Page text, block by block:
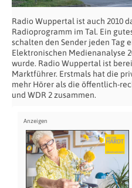
Radio Wuppertal ist auch 2010
Radioprogramm im Tal. Ein
schalten den Sender jeden Tag
Elektronischen Medienanalyse
wurde. Radio Wuppertal ist
Marktführer. Erstmals hat die
mehr Hörer als die öffentlich-
und WDR 2 zusammen.